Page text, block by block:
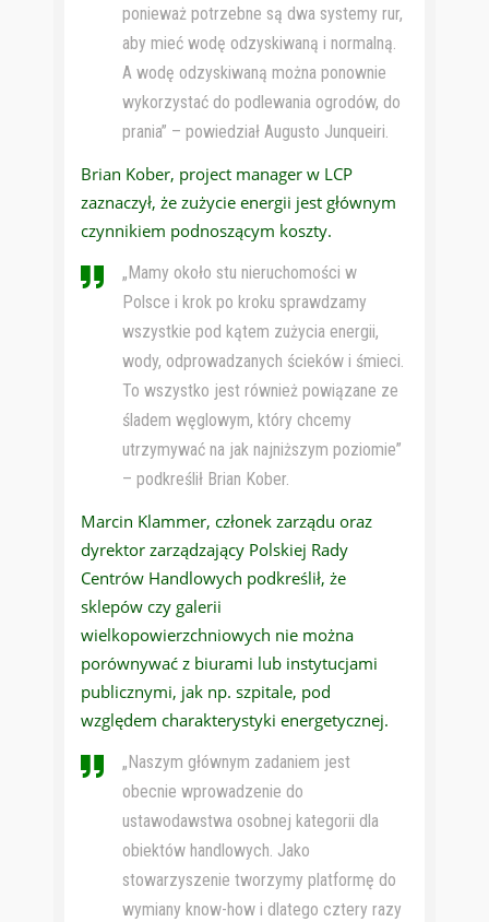
ponieważ potrzebne są dwa systemy rur,
aby mieć wodę odzyskiwaną i normalną.
A wodę odzyskiwaną można ponownie
wykorzystać do podlewania ogrodów, do
prania” – powiedział Augusto Junqueiri.
Brian Kober, project manager w LCP
zaznaczył, że zużycie energii jest głównym
czynnikiem podnoszącym koszty.
„Mamy około stu nieruchomości w
Polsce i krok po kroku sprawdzamy
wszystkie pod kątem zużycia energii,
wody, odprowadzanych ścieków i śmieci.
To wszystko jest również powiązane ze
śladem węglowym, który chcemy
utrzymywać na jak najniższym poziomie”
– podkreślił Brian Kober.
Marcin Klammer, członek zarządu oraz
dyrektor zarządzający Polskiej Rady
Centrów Handlowych podkreślił, że
sklepów czy galerii
wielkopowierzchniowych nie można
porównywać z biurami lub instytucjami
publicznymi, jak np. szpitale, pod
względem charakterystyki energetycznej.
„Naszym głównym zadaniem jest
obecnie wprowadzenie do
ustawodawstwa osobnej kategorii dla
obiektów handlowych. Jako
stowarzyszenie tworzymy platformę do
wymiany know-how i dlatego cztery razy